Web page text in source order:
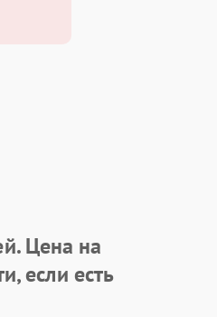
Цена на
если есть